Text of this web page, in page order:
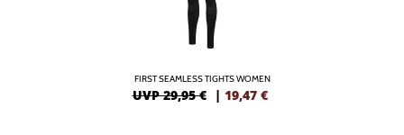
FIRST SEAMLESS TIGHTS WOMEN
UVP 29,95 € | 19,47 €